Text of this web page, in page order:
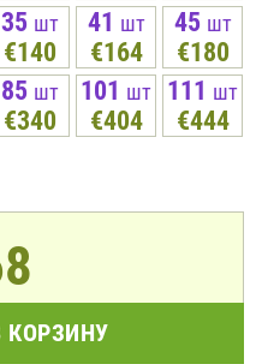
35 шт
€140
41 шт
€164
45 шт
€180
85 шт
€340
101 шт
€404
111 шт
€444
КОРЗИНУ